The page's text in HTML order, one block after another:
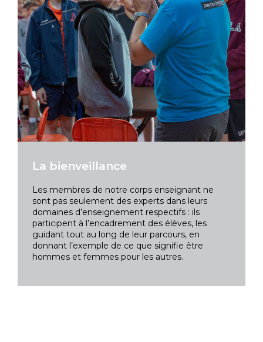
La bienveillance
Les membres de notre corps enseignant ne
sont pas seulement des experts dans leurs
domaines d’enseignement respectifs : ils
participent à l’encadrement des élèves, les
guidant tout au long de leur parcours, en
donnant l’exemple de ce que signifie être
hommes et femmes pour les autres.